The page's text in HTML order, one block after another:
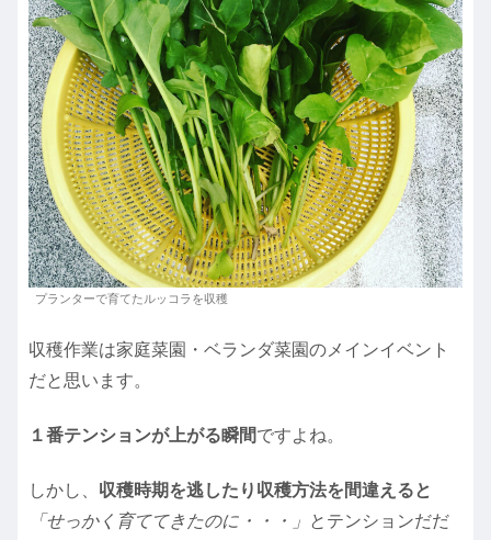
プランターで育てたルッコラを収穫
収穫作業は家庭菜園・ベランダ菜園のメインイベント
だと思います。
１番テンションが上がる瞬間ですよね。
しかし、 収穫時期を逃したり収穫方法を間違えると
「せっかく育ててきたのに・・・」 とテンションだだ